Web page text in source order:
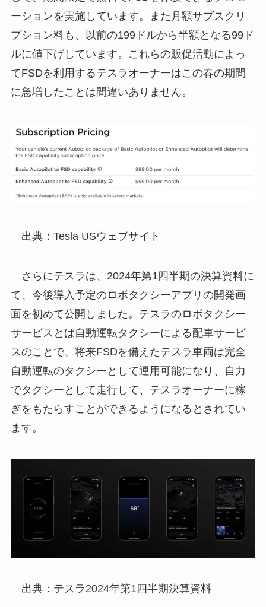
ーションを実施しています。また月額サブスクリ
プション料も、以前の199ドルから半額となる99ド
ルに値下げしています。これらの販促活動によっ
てFSDを利用するテスラオーナーはこの春の期間
に急増したことは間違いありません。
出典：Tesla USウェブサイト
さらにテスラは、2024年第1四半期の決算資料に
て、今後導入予定のロボタクシーアプリの開発画
面を初めて公開しました。テスラのロボタクシー
サービスとは自動運転タクシーによる配車サービ
スのことで、将来FSDを備えたテスラ車両は完全
自動運転のタクシーとして運用可能になり、自力
でタクシーとして走行して、テスラオーナーに稼
ぎをもたらすことができるようになるとされてい
ます。
出典：テスラ2024年第1四半期決算資料